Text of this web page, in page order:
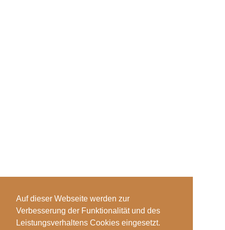
Auf dieser Webseite werden zur
Verbesserung der Funktionalität und des
Leistungsverhaltens Cookies eingesetzt.